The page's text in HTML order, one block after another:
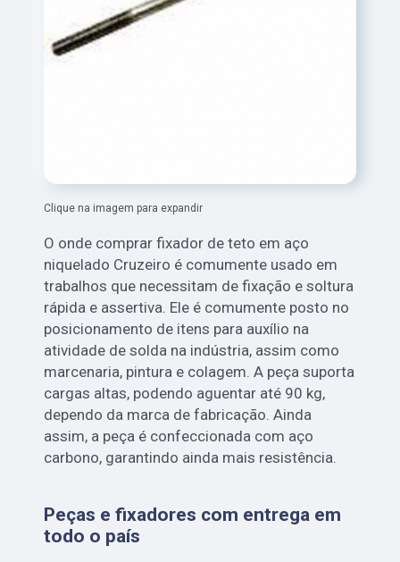
Clique na imagem para expandir
O onde comprar fixador de teto em aço
niquelado Cruzeiro é comumente usado em
trabalhos que necessitam de fixação e soltura
rápida e assertiva. Ele é comumente posto no
posicionamento de itens para auxílio na
atividade de solda na indústria, assim como
marcenaria, pintura e colagem. A peça suporta
cargas altas, podendo aguentar até 90 kg,
dependo da marca de fabricação. Ainda
assim, a peça é confeccionada com aço
carbono, garantindo ainda mais resistência.
Peças e fixadores com entrega em
todo o país